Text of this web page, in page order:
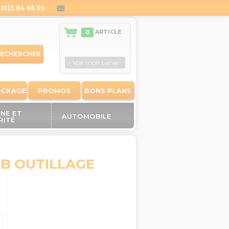
84 66 39
PROMOS BONS PLANS
0 ARTICLE
> Voir mon panier
ET
AUTOMOBILE
OUTILLAGE